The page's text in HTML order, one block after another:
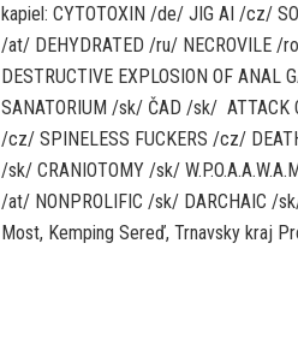
kapiel: CYTOTOXIN /de/ JIG AI /cz/
/at/ DEHYDRATED /ru/ NECROVILE /
DESTRUCTIVE EXPLOSION OF
SANATORIUM /sk/ ČAD /sk/ ATTACK
/cz/ SPINELESS FUCKERS /cz/
/sk/ CRANIOTOMY /sk/
/at/ NONPROLIFIC /sk/ DARCHAIC /
Most, Kemping Sereď, Trnavsky kraj